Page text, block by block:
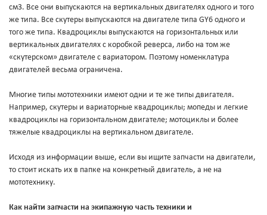
см3. Все они выпускаются на вертикальных двигателях одного и того
же типа. Все скутеры выпускаются на двигателе типа GY6 одного и
того же типа. Квадроциклы выпускаются на горизонтальных или
вертикальных двигателях с коробкой реверса, либо на том же
«скутерском» двигателе с вариатором. Поэтому номенклатура
двигателей весьма ограничена.
Многие типы мототехники имеют одни и те же типы двигателя.
Например, скутеры и вариаторные квадроциклы; мопеды и легкие
квадроциклы на горизонтальном двигателе; мотоциклы и более
тяжелые квадроциклы на вертикальном двигателе.
Исходя из информации выше, если вы ищите запчасти на двигатели,
то стоит искать их в папке на конкретный двигатель, а не на
мототехнику.
Как найти запчасти на экипажную часть техники и